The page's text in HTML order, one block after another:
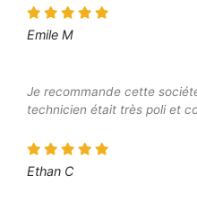
Emile M
Je recommande cette
technicien était très poli et
Ethan C